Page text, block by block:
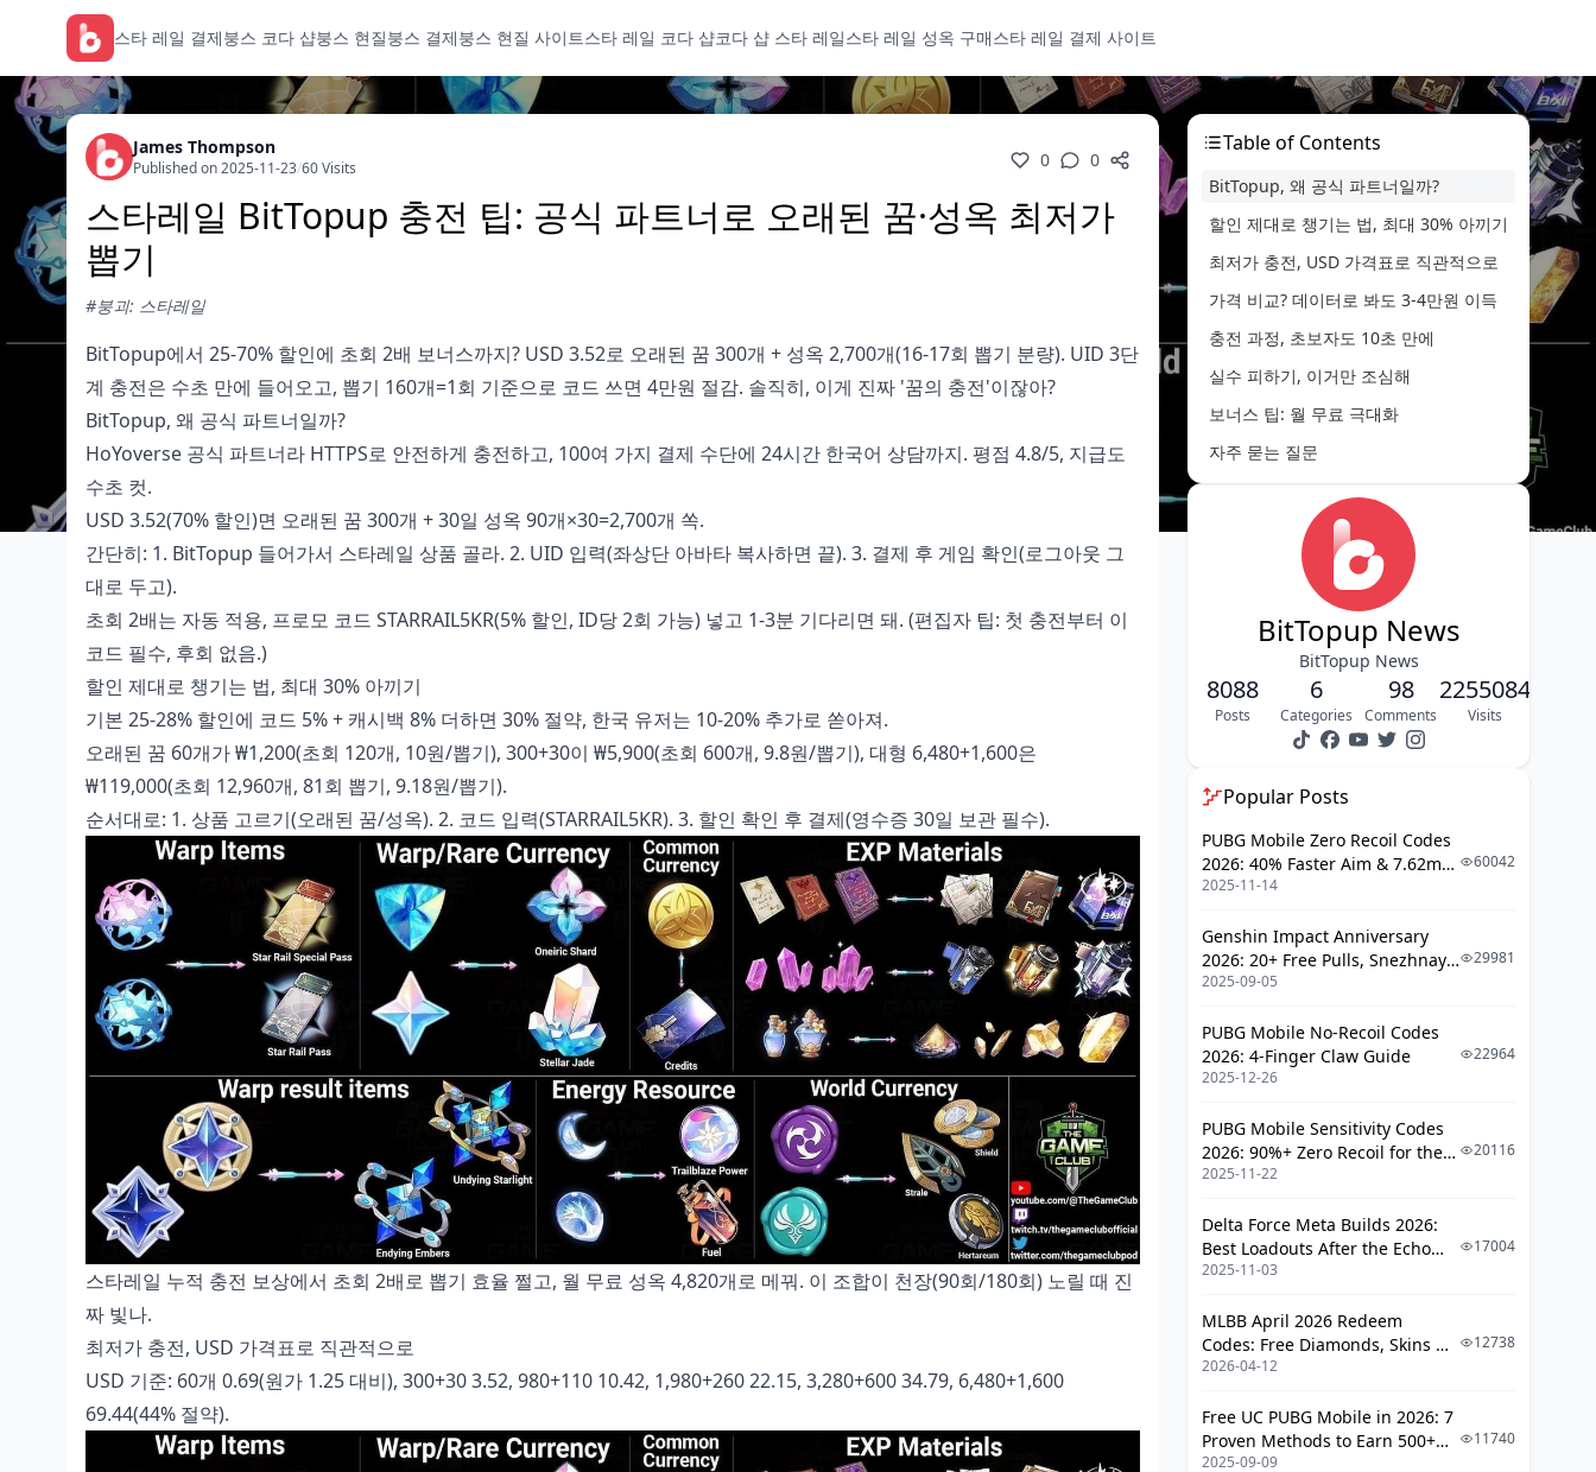
스타 레일 결제붕스 코다 샵붕스 현질붕스 결제붕스 현질 사이트스타 레일 코다 샵코다 샵 스타 레일스타 레일 성옥 구매스타 레일 결제 사이트
James Thompson
Published on 2025-11-23/60 Visits 0 0
스타레일 BitTopup 충전 팁: 공식 파트너로 오래된 꿈·성옥 최저가
뽑기
#붕괴: 스타레일
BitTopup에서 25-70% 할인에 초회 2배 보너스까지? USD 3.52로 오래된 꿈 300개 + 성옥 2,700개(16-17회 뽑기 분량). UID 3단
계 충전은 수초 만에 들어오고, 뽑기 160개=1회 기준으로 코드 쓰면 4만원 절감. 솔직히, 이게 진짜 '꿈의 충전'이잖아?
BitTopup, 왜 공식 파트너일까?
HoYoverse 공식 파트너라 HTTPS로 안전하게 충전하고, 100여 가지 결제 수단에 24시간 한국어 상담까지. 평점 4.8/5, 지급도
수초 컷.
USD 3.52(70% 할인)면 오래된 꿈 300개 + 30일 성옥 90개×30=2,700개 쏙.
간단히: 1. BitTopup 들어가서 스타레일 상품 골라. 2. UID 입력(좌상단 아바타 복사하면 끝). 3. 결제 후 게임 확인(로그아웃 그
대로 두고).
초회 2배는 자동 적용, 프로모 코드 STARRAIL5KR(5% 할인, ID당 2회 가능) 넣고 1-3분 기다리면 돼. (편집자 팁: 첫 충전부터 이
코드 필수, 후회 없음.)
할인 제대로 챙기는 법, 최대 30% 아끼기
기본 25-28% 할인에 코드 5% + 캐시백 8% 더하면 30% 절약, 한국 유저는 10-20% 추가로 쏟아져.
오래된 꿈 60개가 ₩1,200(초회 120개, 10원/뽑기), 300+30이 ₩5,900(초회 600개, 9.8원/뽑기), 대형 6,480+1,600은
₩119,000(초회 12,960개, 81회 뽑기, 9.18원/뽑기).
순서대로: 1. 상품 고르기(오래된 꿈/성옥). 2. 코드 입력(STARRAIL5KR). 3. 할인 확인 후 결제(영수증 30일 보관 필수).
스타레일 누적 충전 보상에서 초회 2배로 뽑기 효율 쩔고, 월 무료 성옥 4,820개로 메꿔. 이 조합이 천장(90회/180회) 노릴 때 진
짜 빛나.
최저가 충전, USD 가격표로 직관적으로
USD 기준: 60개 0.69(원가 1.25 대비), 300+30 3.52, 980+110 10.42, 1,980+260 22.15, 3,280+600 34.79, 6,480+1,600
69.44(44% 절약).
Table of Contents
BitTopup, 왜 공식 파트너일까?
할인 제대로 챙기는 법, 최대 30% 아끼기
최저가 충전, USD 가격표로 직관적으로
가격 비교? 데이터로 봐도 3-4만원 이득
충전 과정, 초보자도 10초 만에
실수 피하기, 이거만 조심해
보너스 팁: 월 무료 극대화
자주 묻는 질문
BitTopup News
BitTopup News
8088
Posts
6
Categories
98
Comments
2255084
Visits
Popular Posts
PUBG Mobile Zero Recoil Codes
2026: 40% Faster Aim & 7.62mm
Weapon Adjustments
2025-11-14
60042
Genshin Impact Anniversary
2026: 20+ Free Pulls, Snezhnaya
Roadmap & Complete Guide
2025-09-05
29981
PUBG Mobile No-Recoil Codes
2026: 4-Finger Claw Guide
2025-12-26
22964
PUBG Mobile Sensitivity Codes
2026: 90%+ Zero Recoil for the
V4.4 M416 & AUG Meta
2025-11-22
20116
Delta Force Meta Builds 2026:
Best Loadouts After the Echo
Season Update
2025-11-03
17004
MLBB April 2026 Redeem
Codes: Free Diamonds, Skins &
Starlight Rewards
2026-04-12
12738
Free UC PUBG Mobile in 2026: 7
Proven Methods to Earn 500+
UC (V4.3 & RPA18 Updates)
2025-09-09
11740